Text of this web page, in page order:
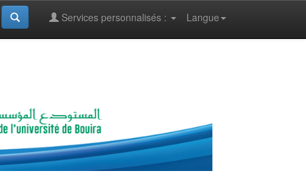
Langue
Services personnalisés :